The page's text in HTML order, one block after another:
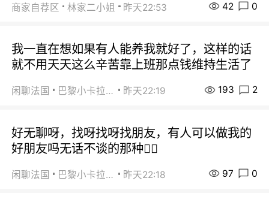
商家自荐区 林家二小姐 昨天22:53 42 0
我一直在想如果有人能养我就好了，这样的话
就不用天天这么辛苦靠上班那点钱维持生活了
闲聊法国 巴黎小卡拉咪 昨天22:19 193 2
好无聊呀，找呀找呀找朋友，有人可以做我的
好朋友吗无话不谈的那种😮‍💨
闲聊法国 巴黎小卡拉咪 昨天22:18 97 0